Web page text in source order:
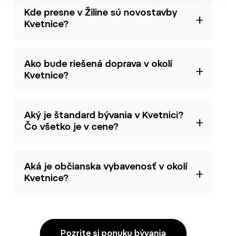
Kde presne v Žiline sú novostavby
Kvetnice?
Ako bude riešená doprava v okolí
Kvetnice?
Aký je štandard bývania v Kvetnici?
Čo všetko je v cene?
Aká je občianska vybavenosť v okolí
Kvetnice?
Pozrite si ponuku bývania